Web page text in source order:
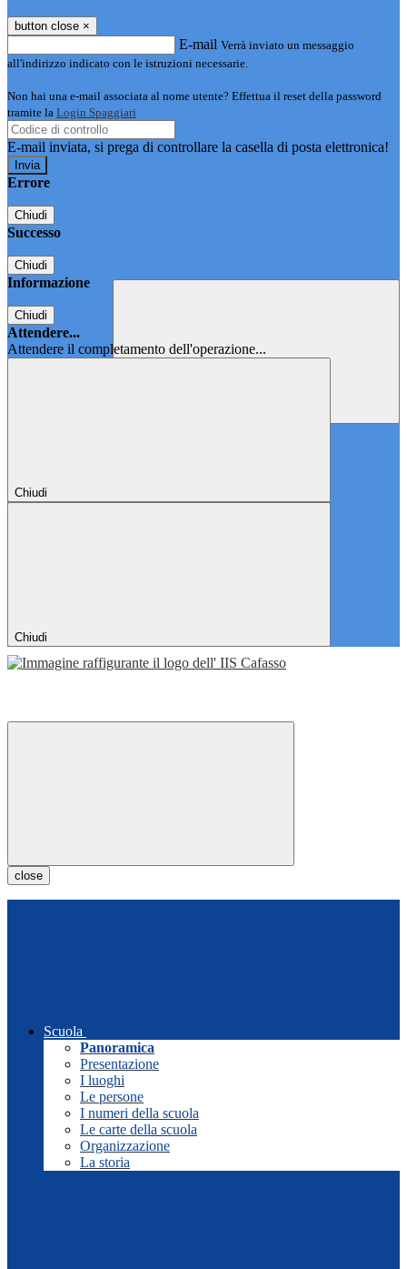
button close ×
E-mail Verrà inviato un messaggio
all'indirizzo indicato con le istruzioni necessarie.
Non hai una e-mail associata al nome utente? Effettua il reset della password
tramite la Login Spaggiari
E-mail inviata, si prega di controllare la casella di posta elettronica!
Errore
Chiudi
Successo
Chiudi
Informazione
Chiudi
Attendere...
Attendere il completamento dell'operazione...
Chiudi
Chiudi
close
Scuola
Panoramica
Presentazione
I luoghi
Le persone
I numeri della scuola
Le carte della scuola
Organizzazione
La storia